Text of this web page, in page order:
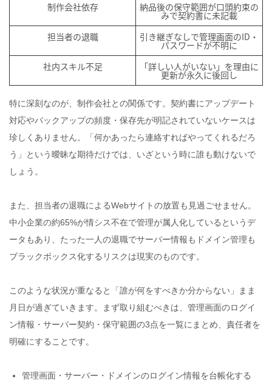
制作会社依存
納品後の保守範囲が口頭約束の
みで契約書に未記載
担当者の退職
引き継ぎなしで管理画面のID・
パスワードが不明に
社内スキル不足
「詳しい人がいない」を理由に
更新が永久に後回し
特に深刻なのが、制作会社との関係です。契約書にアップデート
対応やバックアップの頻度・保存先が明記されていないケースは
珍しくありません。「何かあったら連絡すればやってくれるだろ
う」という曖昧な期待だけでは、いざという時に誰も動けないで
しょう。
また、担当者の退職によるWebサイトの放置も見過ごせません。
中小企業の約65%が情シス不在で管理が属人化しているというデ
ータもあり、たった一人の退職でサーバー情報もドメイン管理も
ブラックボックス化するリスクは現実のものです。
このような状況が重なると「誰が何をすべきか分からない」まま
月日が過ぎていきます。まず取り組むべきは、管理画面のログイ
ン情報・サーバー契約・保守範囲の3点を一覧にまとめ、責任者を
明確にすることです。
管理画面・サーバー・ドメインのログイン情報を台帳化する